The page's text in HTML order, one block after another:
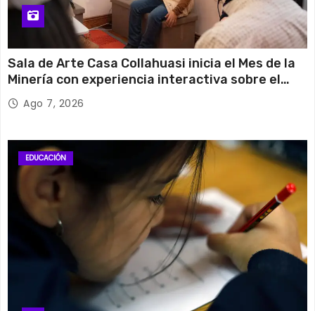
Sala de Arte Casa Collahuasi inicia el Mes de la
Minería con experiencia interactiva sobre el
cobreAgo 7, 2026
EDUCACIÓN